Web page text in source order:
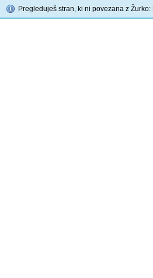
Pregleduješ stran, ki ni povezana z Žurko: